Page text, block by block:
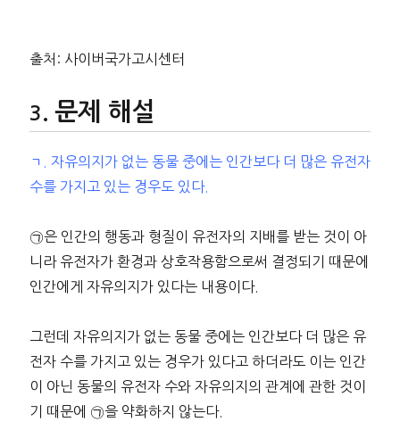
출처: 사이버국가고시센터
문제 해설
ㄱ. 자유의지가 없는 동물 중에는 인간보다 더 많은 유전자
수를 가지고 있는 경우도 있다.
㉠은 인간의 행동과 형질이 유전자의 지배를 받는 것이 아
니라 유전자가 환경과 상호작용함으로써 결정되기 때문에
인간에게 자유의지가 있다는 내용이다.
그런데 자유의지가 없는 동물 중에는 인간보다 더 많은 유
전자 수를 가지고 있는 경우가 있다고 하더라도 이는 인간
이 아닌 동물의 유전자 수와 자유의지의 관계에 관한 것이
기 때문에 ㉠을 약화하지 않는다.